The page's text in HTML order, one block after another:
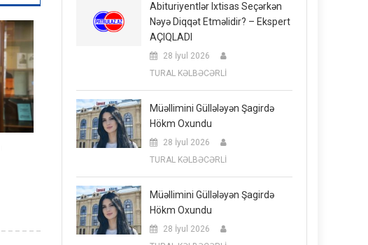
Abituriyentlər Ixtisas Seçərkən
Nəyə Diqqət Etməlidir? – Ekspert
AÇIQLADI
28 İyul 2026
TURAL KƏLBƏCƏRLİ
Müəllimini Güllələyən Şagirdə
Hökm Oxundu
28 İyul 2026
TURAL KƏLBƏCƏRLİ
Müəllimini Güllələyən Şagirdə
Hökm Oxundu
28 İyul 2026